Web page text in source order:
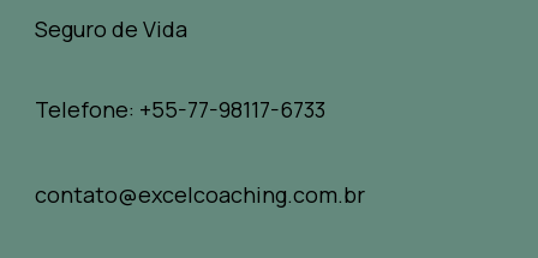
Seguro de Vida
Telefone: +55-77-98117-6733
contato@excelcoaching.com.br